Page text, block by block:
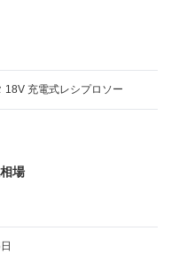
18V 充電式レシプロソー
場